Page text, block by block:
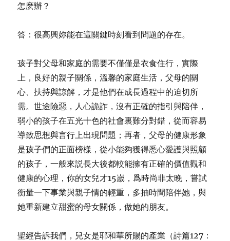
怎麽辦？
答：很高興妳能在這關鍵時刻看到問題的存在。
孩子對父母和家庭的需要不僅僅是衣食住行，實際
上，良好的親子關係，溫馨的家庭生活，父母的關
心、扶持與諒解，才是他們在成長過程中的迫切所
需。世途險惡，人心詭詐，沒有正確的指引與陪伴，
弱小的孩子在五光十色的社會裏難分對錯，從而容易
導致思想與言行上出現問題；再者，父母的健康形象
是孩子們的正面榜樣，從小能夠獲得悉心愛護與照顧
的孩子，一般來説長大後都較能擁有正確的價值觀和
健康的心理，你的女兒才15嵗，爲時尚非太晚，嘗試
衡量一下事業與親子情的輕重，多抽時間陪伴她，與
她重新建立甜蜜的母女關係，做她的朋友。
聖經告訴我們，兒女是耶和華所賜的產業（詩篇127：